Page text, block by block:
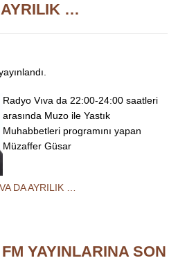
AYRILIK …
Radyo Vıva da 22:00-24:00 saatleri
arasında Muzo ile Yastık
Muhabbetleri programını yapan
Müzaffer Güsar
DA AYRILIK …
YAYINLARINA SON